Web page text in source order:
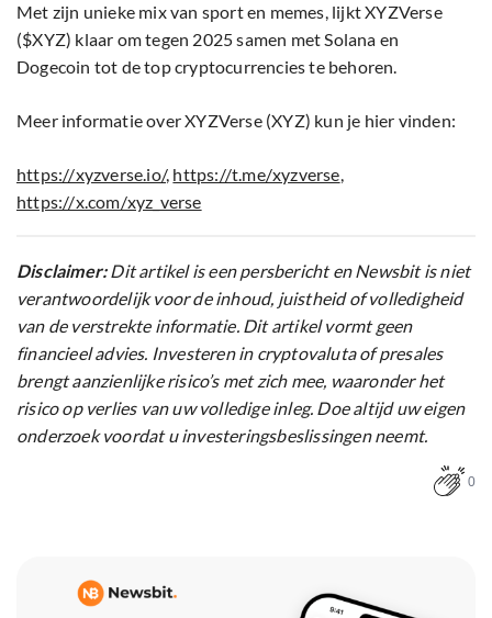
Met zijn unieke mix van sport en memes, lijkt XYZVerse
($XYZ) klaar om tegen 2025 samen met Solana en
Dogecoin tot de top cryptocurrencies te behoren.
Meer informatie over XYZVerse (XYZ) kun je hier vinden:
https://xyzverse.io/, https://t.me/xyzverse,
https://x.com/xyz_verse
Disclaimer:Dit artikel is een persbericht en Newsbit is niet
verantwoordelijk voor de inhoud, juistheid of volledigheid
van de verstrekte informatie. Dit artikel vormt geen
financieel advies. Investeren in cryptovaluta of presales
brengt aanzienlijke risico’s met zich mee, waaronder het
risico op verlies van uw volledige inleg. Doe altijd uw eigen
onderzoek voordat u investeringsbeslissingen neemt.
0